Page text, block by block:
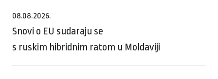
08.08.2026.
Snovi o EU sudaraju se
s ruskim hibridnim ratom u Moldaviji